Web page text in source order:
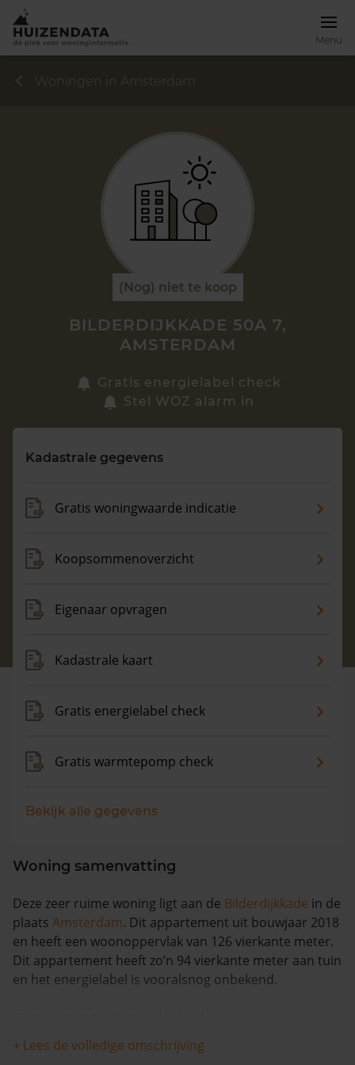
Menu
Vragen? Neem contact met ons op
088 220 4200
Woningen in Amsterdam
(Nog) niet te koop
BILDERDIJKKADE 50A 7,
AMSTERDAM
Gratis energielabel check
Stel WOZ alarm in
Kadastrale gegevens
Gratis woningwaarde indicatie
Koopsommenoverzicht
Eigenaar opvragen
Kadastrale kaart
Gratis energielabel check
Gratis warmtepomp check
Bekijk alle gegevens
Woning samenvatting
Deze zeer ruime woning ligt aan de Bilderdijkkade in de
plaats Amsterdam. Dit appartement uit bouwjaar 2018
en heeft een woonoppervlak van 126 vierkante meter.
Dit appartement heeft zo’n 94 vierkante meter aan tuin
en het energielabel is vooralsnog onbekend.
koopsominformatie en is in de afgelopen 12 maanden
met meer dan 8% in waarde gestegen. Waarschijnlijk is
+ Lees de volledige omschrijving